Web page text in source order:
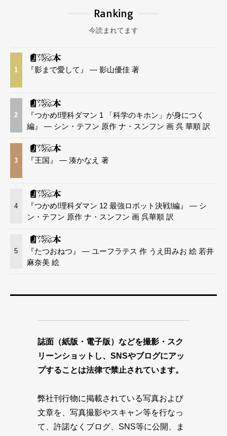
Ranking
今読まれてます
1 『影まで愛して』 — 影山優佳 著
2
『つかめ!理科ダマン 1 「科学のキホン」が身につく
編』 — シン・テフン 原作 ナ・スンフン 画 呉 華順 訳
3 『王国』 — 湊かなえ 著
4
『つかめ!理科ダマン 12 最強ロボット決戦!編』 — シ
ン・テフン 原作 ナ・スンフン 画 呉華順 訳
5
『たつおねつ』 — ユーフラテス 作 うえ田みお 絵 若井
麻奈美 絵
誌面（紙版・電子版）などを撮影・スク
リーンショットし、SNSやブログにアッ
プすることは法律で禁止されています。
弊社刊行物に掲載されている写真および
文章を、写真撮影やスキャン等を行なっ
て、許諾なくブログ、SNS等に公開、ま